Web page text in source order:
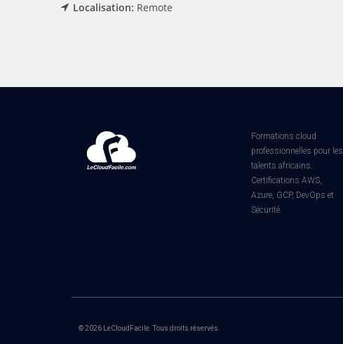
Localisation: Remote
Formations cloud
professionnelles pour les
talents africains.
Certifications AWS,
Azure, GCP, DevOps et
Sécurité.
© 2026 LeCloudFacile. Tous droits réservés.